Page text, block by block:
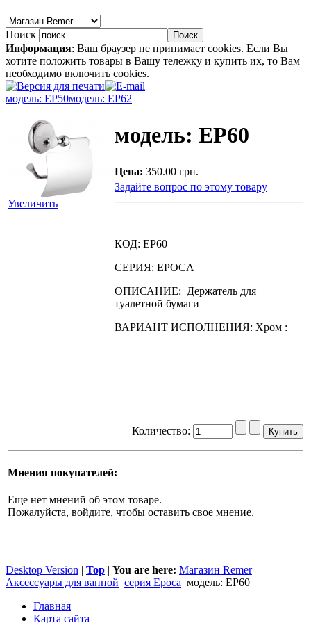
Поиск
Информация: Ваш браузер не принимает cookies. Если Вы
хотите положить товары в Вашу тележку и купить их, то Вам
необходимо включить cookies.
модель: EP50модель: EP62
Увеличить
модель: EP60
Цена: 350.00 грн.
Задайте вопрос по этому товару
КОД: EP60
СЕРИЯ: EPOCA
ОПИСАНИЕ: Держатель для
туалетной бумаги
ВАРИАНТ ИСПОЛНЕНИЯ: Xpoм :
Количество:
Мнения покупателей:
Еще нет мнений об этом товаре.
Пожалуйста, войдите, чтобы оставить свое мнение.
Desktop Version | Top | You are here: Магазин Remer
Аксессуары для ванной cерия Epoca модель: EP60
Главная
Карта сайта